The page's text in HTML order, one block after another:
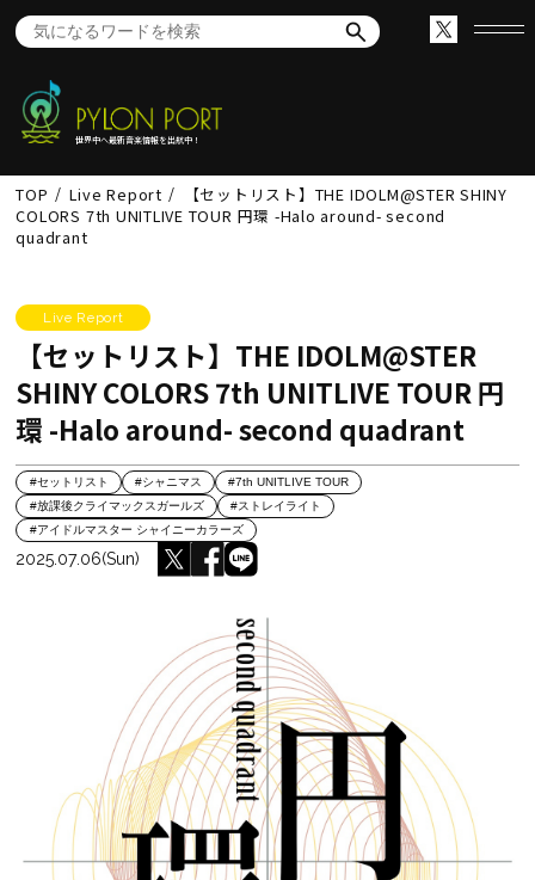
世界中へ最新音楽情報を出航中！
TOP Live Report
【セットリスト】THE IDOLM@STER SHINY
COLORS 7th UNITLIVE TOUR 円環 -Halo around- second
quadrant
Live Report
【セットリスト】THE IDOLM@STER
SHINY COLORS 7th UNITLIVE TOUR 円
環 -Halo around- second quadrant
#セットリスト #シャニマス
#7th UNITLIVE TOUR
#放課後クライマックスガールズ
#ストレイライト
#アイドルマスター シャイニーカラーズ
2025.07.06(Sun)